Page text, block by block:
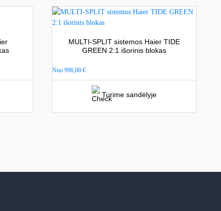
MULTI-SPLIT sistemos Haier TIDE
GREEN 2:1 išorinis blokas
Nuo 996,00 €
Turime sandėlyje